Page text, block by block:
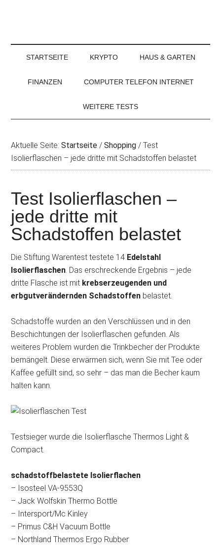
STARTSEITE KRYPTO HAUS & GARTEN
FINANZEN COMPUTER TELEFON INTERNET
WEITERE TESTS
Aktuelle Seite:Startseite / Shopping / Test
Isolierflaschen – jede dritte mit Schadstoffen belastet
Test Isolierflaschen –
jede dritte mit
Schadstoffen belastet
Die Stiftung Warentest testete 14 Edelstahl
Isolierflaschen. Das erschreckende Ergebnis – jede
dritte Flasche ist mit krebserzeugenden und
erbgutverändernden Schadstoffen belastet.
Schadstoffe wurden an den Verschlüssen und in den
Beschichtungen der Isolierflaschen gefunden. Als
weiteres Problem wurden die Trinkbecher der Produkte
bemängelt. Diese erwärmen sich, wenn Sie mit Tee oder
Kaffee gefüllt sind, so sehr – das man die Becher kaum
halten kann.
Testsieger wurde die Isolierflasche Thermos Light &
Compact.
schadstoffbelastete Isolierflachen
– Isosteel VA-9553Q
– Jack Wolfskin Thermo Bottle
– Intersport/Mc Kinley
– Primus C&H Vacuum Bottle
– Northland Thermos Ergo Rubber